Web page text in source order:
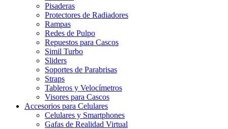
Pisaderas
Protectores de Radiadores
Rampas
Redes de Pulpo
Repuestos para Cascos
Simil Turbo
Sliders
Soportes de Parabrisas
Straps
Tableros y Velocímetros
Visores para Cascos
Accesorios para Celulares
Celulares y Smartphones
Gafas de Realidad Virtual